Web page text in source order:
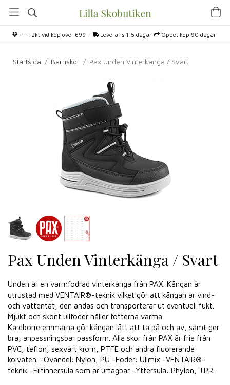
Fri frakt vid köp över 699:- Leverans 1-5 dagar Öppet köp 90 dagar
Startsida / Barnskor / Pax Unden Vinterkänga / Svart
Pax Unden Vinterkänga / Svart
Unden är en varmfodrad vinterkänga från PAX. Kängan är
utrustad med VENTAIR®-teknik vilket gör att kängan är vind-
och vattentät, den andas och transporterar ut eventuell fukt.
Mjukt och skönt ullfoder håller fötterna varma.
Kardborreremmarna gör kängan lätt att ta på och av, samt ger
bra, anpassningsbar passform. Alla skor från PAX är fria från
PVC, teflon, sexvärt krom, PTFE och andra fluorerande
kolväten. -Ovandel: Nylon, PU -Foder: Ullmix -VENTAIR®-
teknik -Filtinnersula som är urtagbar -Yttersula: Phylon, TPR.